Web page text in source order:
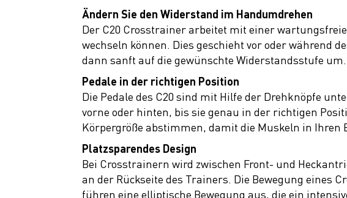
Ändern Sie den Widerstand im Handumdrehen
Der C20 Crosstrainer arbeitet mit einer
wechseln können. Dies geschieht vor oder während
dann sanft auf die gewünschte Widerstandsstufe um.
Pedale in der richtigen Position
Die Pedale des C20 sind mit Hilfe der Drehknöpfe
vorne oder hinten, bis sie genau in der richtigen
Körpergröße abstimmen, damit die Muskeln in
Platzsparendes Design
Bei Crosstrainern wird zwischen Front- und
an der Rückseite des Trainers. Die Bewegung eines
führen eine elliptische Bewegung aus, die ein